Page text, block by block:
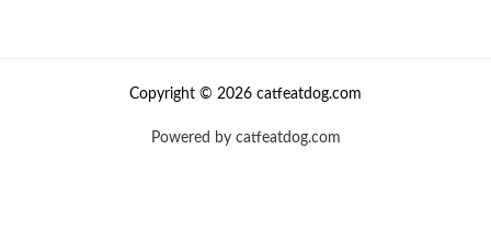
Copyright © 2026 catfeatdog.com
Powered by catfeatdog.com